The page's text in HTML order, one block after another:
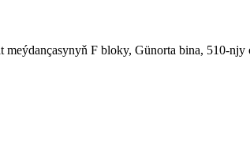
F bloky, Günorta bina, 510-njy